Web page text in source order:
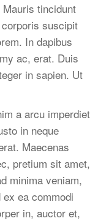
tincidunt
suscipit
In dapibus
ac, erat. Duis
in sapien. Ut
a arcu imperdiet
in neque
Maecenas
pretium sit amet,
minima veniam,
ea commodi
in, auctor et,